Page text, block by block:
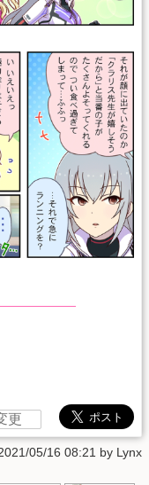
05/16 08:21 by Lynx